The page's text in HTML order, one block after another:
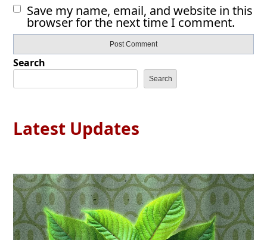
Save my name, email, and website in this
browser for the next time I comment.
Search
Search
Latest Updates